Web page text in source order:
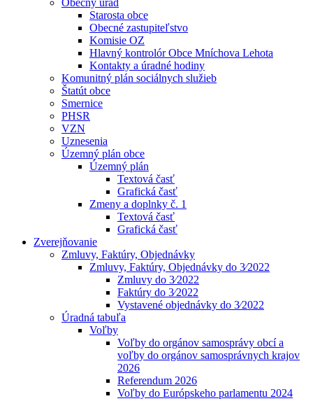
Obecný úrad
Starosta obce
Obecné zastupiteľstvo
Komisie OZ
Hlavný kontrolór Obce Mníchova Lehota
Kontakty a úradné hodiny
Komunitný plán sociálnych služieb
Štatút obce
Smernice
PHSR
VZN
Uznesenia
Územný plán obce
Územný plán
Textová časť
Grafická časť
Zmeny a doplnky č. 1
Textová časť
Grafická časť
Zverejňovanie
Zmluvy, Faktúry, Objednávky
Zmluvy, Faktúry, Objednávky do 3⁄2022
Zmluvy do 3⁄2022
Faktúry do 3⁄2022
Vystavené objednávky do 3⁄2022
Úradná tabuľa
Voľby
Voľby do orgánov samosprávy obcí a
voľby do orgánov samosprávnych krajov
2026
Referendum 2026
Voľby do Európskeho parlamentu 2024